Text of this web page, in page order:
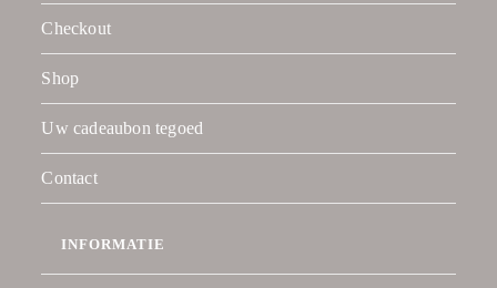
Checkout
Shop
Uw cadeaubon tegoed
Contact
INFORMATIE